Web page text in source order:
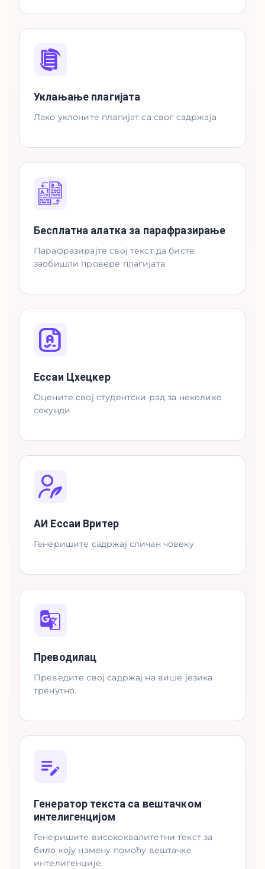
Уклањање плагијата
Лако уклоните плагијат са свог садржаја
Бесплатна алатка за парафразирање
Парафразирајте свој текст да бисте
заобишли провере плагијата
Ессаи Цхецкер
Оцените свој студентски рад за неколико
секунди
АИ Ессаи Вритер
Генеришите садржај сличан човеку
Преводилац
Преведите свој садржај на више језика
тренутно.
Генератор текста са вештачком
интелигенцијом
Генеришите висококвалитетни текст за
било коју намену помоћу вештачке
интелигенције.